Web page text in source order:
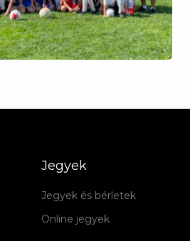
Jegyek
Jegyek és bérletek
Online jegyek